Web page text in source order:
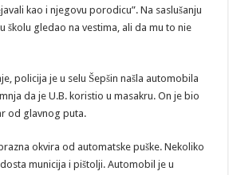
kao i njegovu porodicu”. Na saslušanju
školu gledao na vestima, ali da mu to nie
policija je u selu Šepšin našla automobila
da je U.B. koristio u masakru. On je bio
od glavnog puta.
okvira od automatske puške. Nekoliko
municija i pištolji. Automobil je u